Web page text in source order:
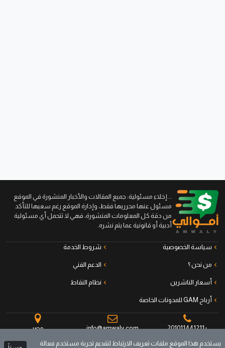
...إخلاء مسئولية: جميع المقالات والأخبار المنشورة في الموقع
مسئول عنها محرريها فقط، وإدارة الموقع رغم سعيها للتأكد
من دقة كل المعلومات المنشورة، فهي لا تتحمل أي مسئولية
أدبية أو قانونية عما يتم نشره.
سياسة الخصوصية شروط الخدمة
من نحن ؟ الدعم الفني
أسعار الناشرين نظام النقاط
أرباح GAM للمدونات الخاصة
+201011441211
info@amwaly.com
مصر
يستخدم هذا الموقع ملفات تعريف الارتباط لتقديم تجربة مستخدم فعالة